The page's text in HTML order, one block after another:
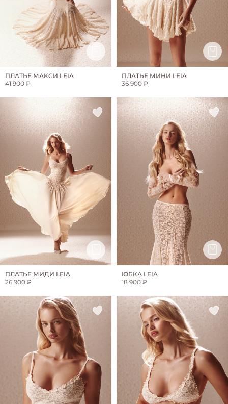
ПЛАТЬЕ МАКСИ LEIA
41 900 ₽
ПЛАТЬЕ МИНИ LEIA
36 900 ₽
ПЛАТЬЕ МИДИ LEIA
26 900 ₽
ЮБКА LEIA
18 900 ₽